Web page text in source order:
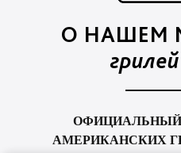
О НАШЕМ
ОФИЦИАЛЬНЫЙ
АМЕРИКАНСКИХ